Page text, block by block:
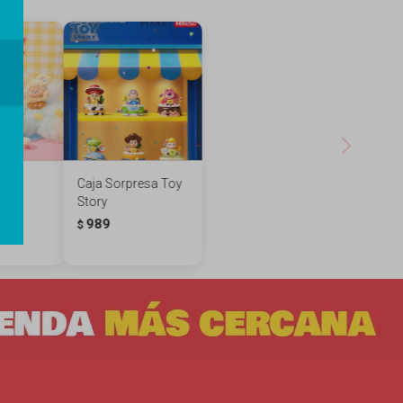
Caja Sorpresa Toy
Story
$ 989